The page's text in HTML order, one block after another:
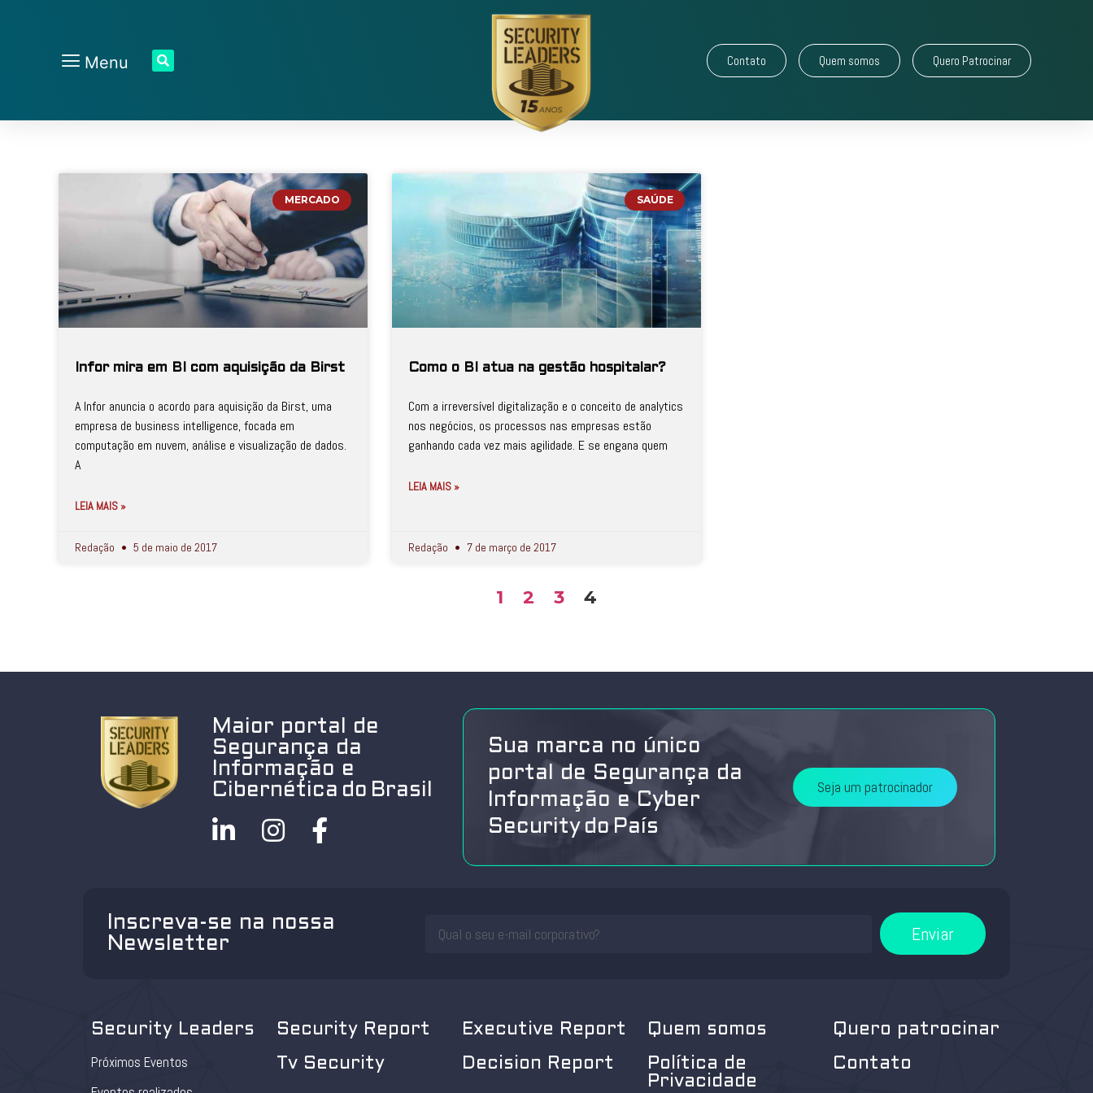
Menu Contato Quem somos Quero Patrocinar
MERCADO
Infor mira em BI com aquisição da Birst
A Infor anuncia o acordo para aquisição da Birst, uma
empresa de business intelligence, focada em
computação em nuvem, análise e visualização de dados.
A
LEIA MAIS »
Redação 5 de maio de 2017
SAÚDE
Como o BI atua na gestão hospitalar?
Com a irreversível digitalização e o conceito de analytics
nos negócios, os processos nas empresas estão
ganhando cada vez mais agilidade. E se engana quem
LEIA MAIS »
Redação 7 de março de 2017
1 2 3 4
Maior portal de
Segurança da
Informação e
Cibernética do Brasil
Sua marca no único
portal de Segurança da
Informação e Cyber
Security do País
Seja um patrocinador
Inscreva-se na nossa
Newsletter
Enviar
Security Leaders
Próximos Eventos
Security Report
Tv Security
Executive Report
Decision Report
Quem somos
Política de
Privacidade
Quero patrocinar
Contato